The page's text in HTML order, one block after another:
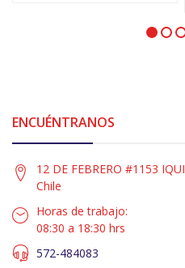
ENCUÉNTRANOS
12 DE FEBRERO #1153
Chile
Horas de trabajo:
08:30 a 18:30 hrs
572-484083